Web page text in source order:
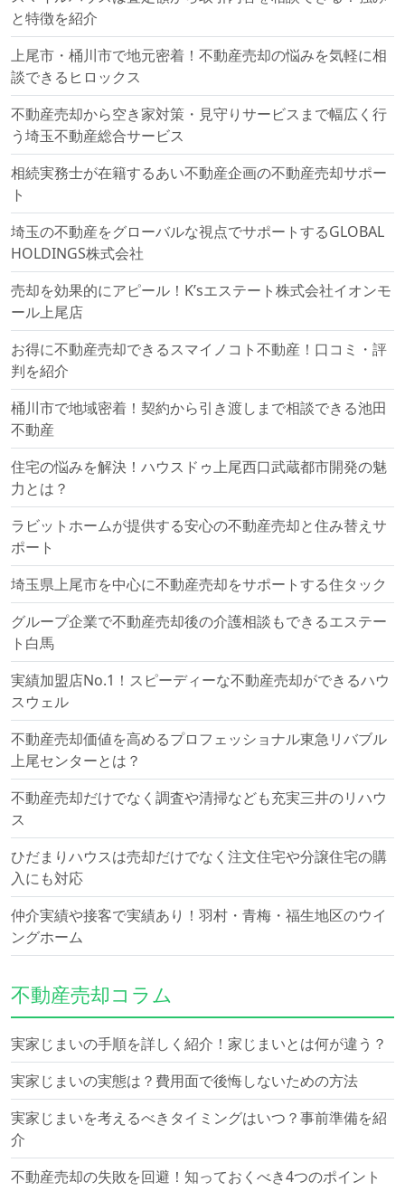
と特徴を紹介
上尾市・桶川市で地元密着！不動産売却の悩みを気軽に相
談できるヒロックス
不動産売却から空き家対策・見守りサービスまで幅広く行
う埼玉不動産総合サービス
相続実務士が在籍するあい不動産企画の不動産売却サポー
ト
埼玉の不動産をグローバルな視点でサポートするGLOBAL
HOLDINGS株式会社
売却を効果的にアピール！K’sエステート株式会社イオンモ
ール上尾店
お得に不動産売却できるスマイノコト不動産！口コミ・評
判を紹介
桶川市で地域密着！契約から引き渡しまで相談できる池田
不動産
住宅の悩みを解決！ハウスドゥ上尾西口武蔵都市開発の魅
力とは？
ラビットホームが提供する安心の不動産売却と住み替えサ
ポート
埼玉県上尾市を中心に不動産売却をサポートする住タック
グループ企業で不動産売却後の介護相談もできるエステー
ト白馬
実績加盟店No.1！スピーディーな不動産売却ができるハウ
スウェル
不動産売却価値を高めるプロフェッショナル東急リバブル
上尾センターとは？
不動産売却だけでなく調査や清掃なども充実三井のリハウ
ス
ひだまりハウスは売却だけでなく注文住宅や分譲住宅の購
入にも対応
仲介実績や接客で実績あり！羽村・青梅・福生地区のウイ
ングホーム
不動産売却コラム
実家じまいの手順を詳しく紹介！家じまいとは何が違う？
実家じまいの実態は？費用面で後悔しないための方法
実家じまいを考えるべきタイミングはいつ？事前準備を紹
介
不動産売却の失敗を回避！知っておくべき4つのポイント